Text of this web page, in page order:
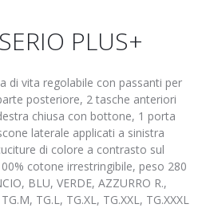
PLUS+
di vita regolabile con passanti per
posteriore, 2 tasche anteriori
chiusa con bottone, 1 porta
laterale applicati a sinistra
di colore a contrasto sul
cotone irrestringibile, peso 280
BLU, VERDE, AZZURRO R.,
TG.L, TG.XL, TG.XXL, TG.XXXL